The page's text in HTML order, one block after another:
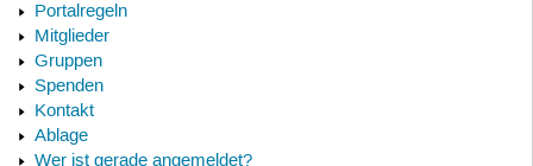
Portalregeln
Mitglieder
Gruppen
Spenden
Kontakt
Ablage
Wer ist gerade angemeldet?